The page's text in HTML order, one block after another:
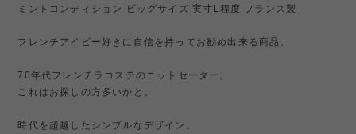
ミントコンディション ビッグサイズ 実寸L程度 フランス製
フレンチアイビー好きに自信を持ってお勧め出来る商品。
70年代フレンチラコステのニットセーター。
これはお探しの方多いかと。
時代を超越したシンプルなデザイン。